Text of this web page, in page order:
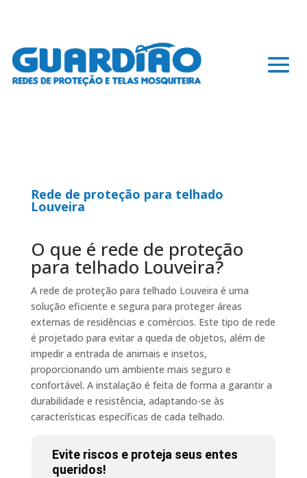
Rede de proteção para telhado
Louveira
O que é rede de proteção
para telhado Louveira?
A rede de proteção para telhado Louveira é uma
solução eficiente e segura para proteger áreas
externas de residências e comércios. Este tipo de rede
é projetado para evitar a queda de objetos, além de
impedir a entrada de animais e insetos,
proporcionando um ambiente mais seguro e
confortável. A instalação é feita de forma a garantir a
durabilidade e resistência, adaptando-se às
características específicas de cada telhado.
Evite riscos e proteja seus entes
queridos!